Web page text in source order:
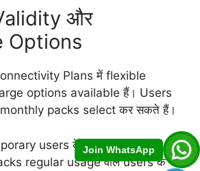
Join WhatsApp
और
Options
Plans में flexible
options available हैं। Users
packs select कर सकते हैं।
users के लिए perfect हैं,
regular usage वाले users के